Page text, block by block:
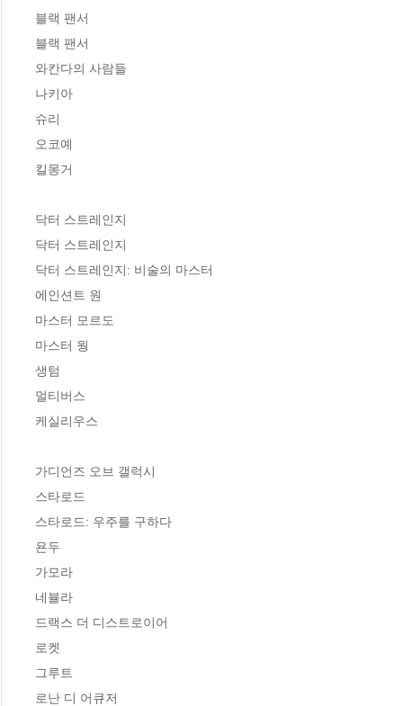
블랙 팬서
블랙 팬서
와칸다의 사람들
나키아
슈리
오코예
킬몽거
닥터 스트레인지
닥터 스트레인지
닥터 스트레인지: 비술의 마스터
에인션트 원
마스터 모르도
마스터 웡
생텀
멀티버스
케실리우스
가디언즈 오브 갤럭시
스타로드
스타로드: 우주를 구하다
욘두
가모라
네뷸라
드랙스 더 디스트로이어
로켓
그루트
로난 디 어큐저